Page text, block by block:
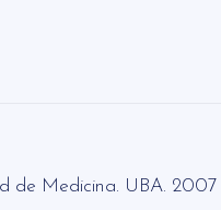
de Medicina. UBA. 2007